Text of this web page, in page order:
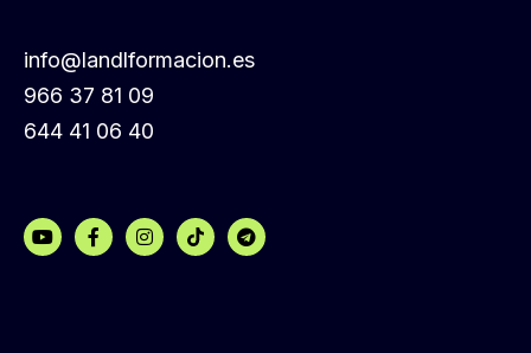
info@landlformacion.es
966 37 81 09
644 41 06 40